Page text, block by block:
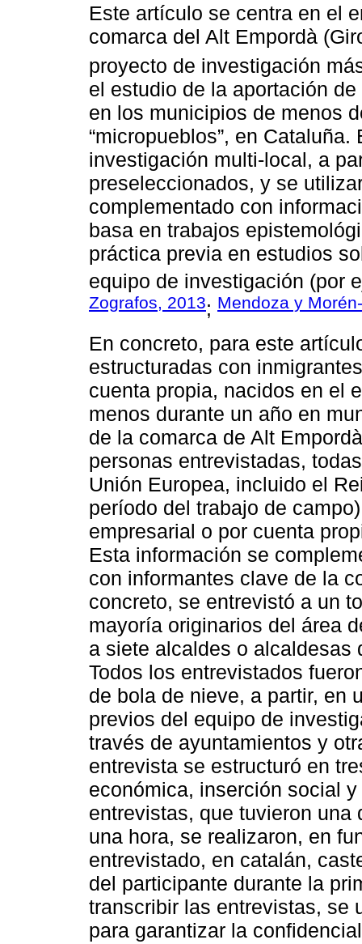
Este artículo se centra en el
comarca del Alt Empordà
proyecto de investigación
el estudio de la aportación
en los municipios de menos
“micropueblos”, en
investigación multi-local, a
preseleccionados, y se
complementado con
basa en trabajos
práctica previa en estudios
equipo de investigación (por
Zografos, 2013; Mendoza y
En concreto, para este
estructuradas con
cuenta propia, nacidos en el
menos durante un año en
de la comarca de Alt
personas entrevistadas,
Unión Europea, incluido el
período del trabajo de
empresarial o por cuenta
Esta información se
con informantes clave de la
concreto, se entrevistó a un
mayoría originarios del área
a siete alcaldes o alcaldesas
Todos los entrevistados
de bola de nieve, a partir, en
previos del equipo de
través de ayuntamientos y
entrevista se estructuró en
económica, inserción social
entrevistas, que tuvieron una
una hora, se realizaron, en
entrevistado, en catalán,
del participante durante la
transcribir las entrevistas, se
para garantizar la